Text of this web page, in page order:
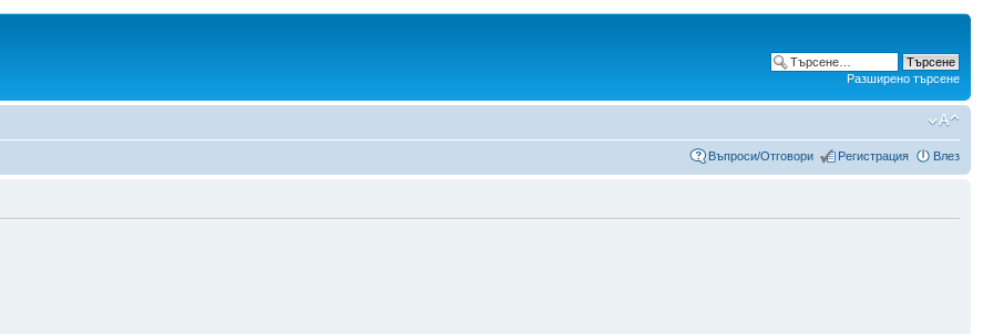
Разширено търсене
Въпроси/Отговори Регистрация Влез